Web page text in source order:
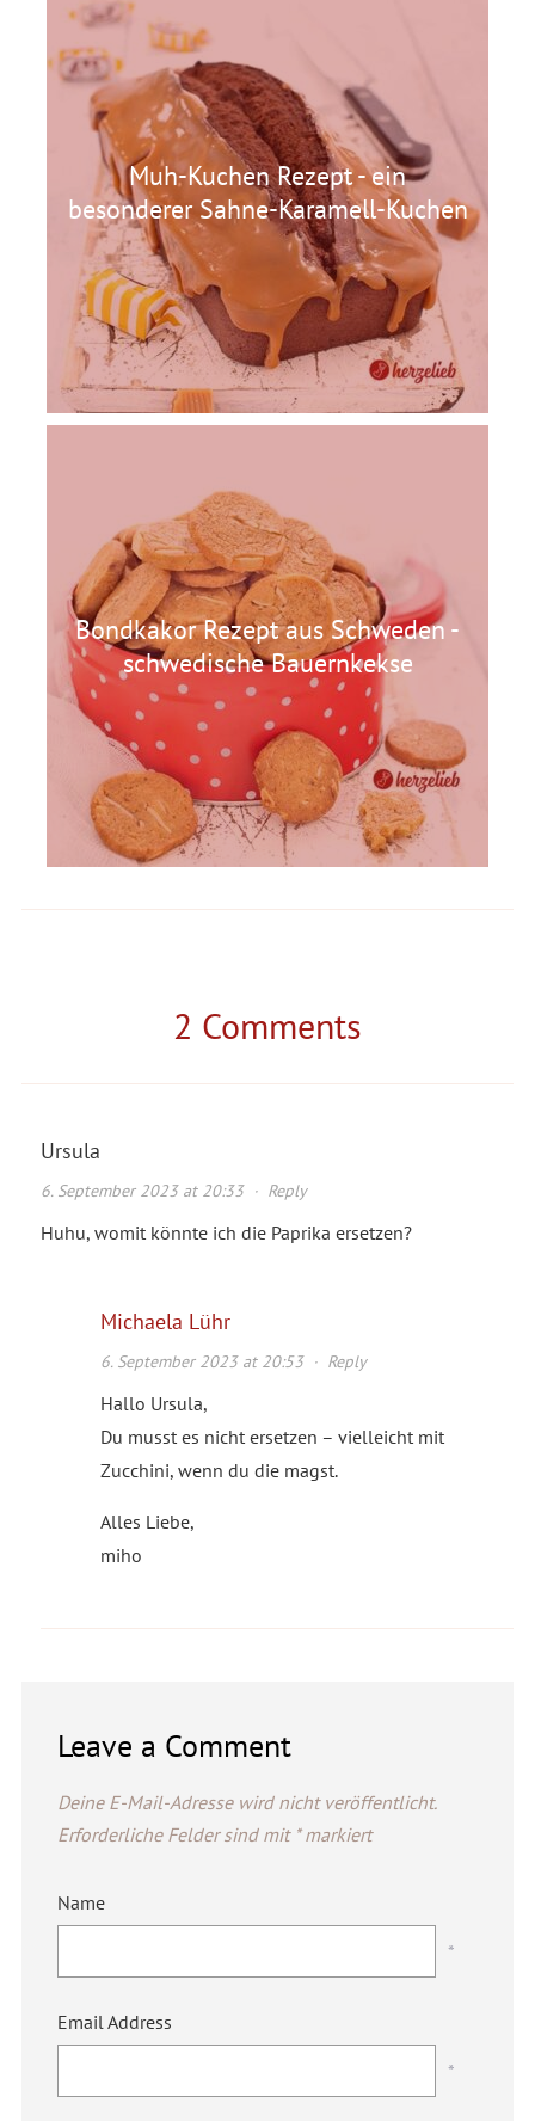
Muh-Kuchen Rezept - ein
besonderer Sahne-Karamell-Kuchen
Bondkakor Rezept aus Schweden -
schwedische Bauernkekse
2 Comments
Ursula
6. September 2023 at 20:33· Reply
Huhu, womit könnte ich die Paprika ersetzen?
Michaela Lühr
6. September 2023 at 20:53· Reply
Hallo Ursula,
Du musst es nicht ersetzen – vielleicht mit
Zucchini, wenn du die magst.
Alles Liebe,
miho
Leave a Comment
Deine E-Mail-Adresse wird nicht veröffentlicht.
Erforderliche Felder sind mit *markiert
Name
*
Email Address
*